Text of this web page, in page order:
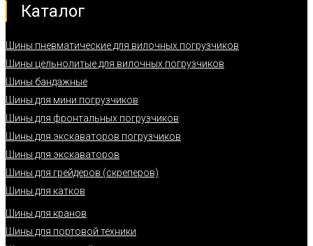
Каталог
Шины пневматические для вилочных погрузчиков
Шины цельнолитые для вилочных погрузчиков
Шины бандажные
Шины для мини погрузчиков
Шины для фронтальных погрузчиков
Шины для экскаваторов погрузчиков
Шины для экскаваторов
Шины для грейдеров (скреперов)
Шины для катков
Шины для кранов
Шины для портовой техники